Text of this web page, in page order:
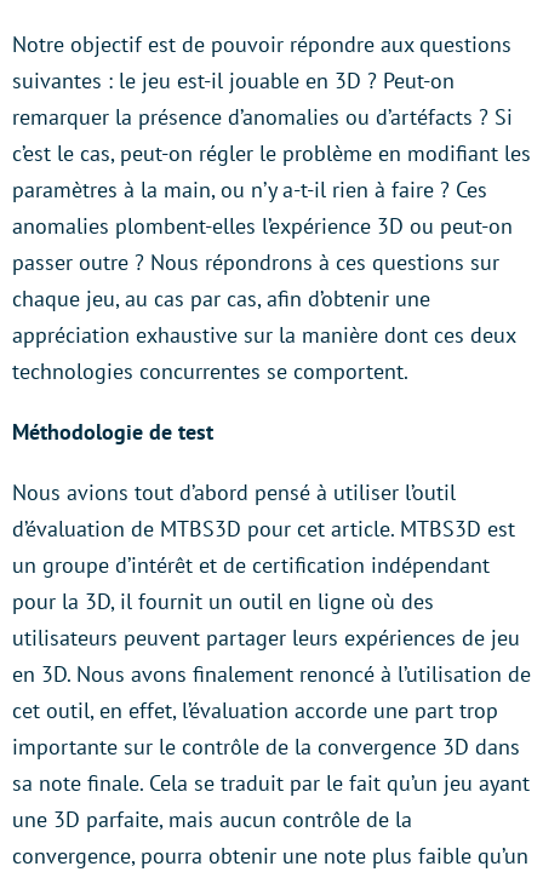
Notre objectif est de pouvoir répondre aux questions
suivantes : le jeu est-il jouable en 3D ? Peut-on
remarquer la présence d’anomalies ou d’artéfacts ? Si
c’est le cas, peut-on régler le problème en modifiant les
paramètres à la main, ou n’y a-t-il rien à faire ? Ces
anomalies plombent-elles l’expérience 3D ou peut-on
passer outre ? Nous répondrons à ces questions sur
chaque jeu, au cas par cas, afin d’obtenir une
appréciation exhaustive sur la manière dont ces deux
technologies concurrentes se comportent.
Méthodologie de test
Nous avions tout d’abord pensé à utiliser l’outil
d’évaluation de MTBS3D pour cet article. MTBS3D est
un groupe d’intérêt et de certification indépendant
pour la 3D, il fournit un outil en ligne où des
utilisateurs peuvent partager leurs expériences de jeu
en 3D. Nous avons finalement renoncé à l’utilisation de
cet outil, en effet, l’évaluation accorde une part trop
importante sur le contrôle de la convergence 3D dans
sa note finale. Cela se traduit par le fait qu’un jeu ayant
une 3D parfaite, mais aucun contrôle de la
convergence, pourra obtenir une note plus faible qu’un